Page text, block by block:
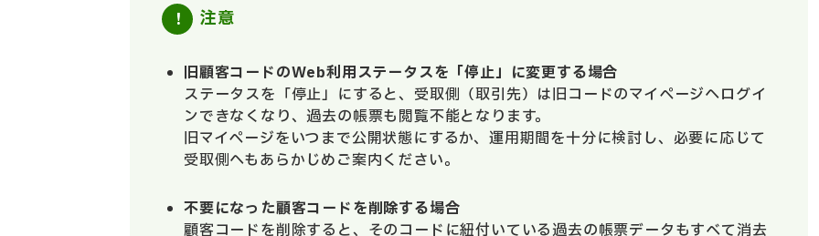
注意
旧顧客コードのWeb利用ステータスを「停止」に変更する場合
ステータスを「停止」にすると、受取側（取引先）は旧コードのマイページへログイ
ンできなくなり、過去の帳票も閲覧不能となります。
旧マイページをいつまで公開状態にするか、運用期間を十分に検討し、必要に応じて
受取側へもあらかじめご案内ください。
不要になった顧客コードを削除する場合
顧客コードを削除すると、そのコードに紐付いている過去の帳票データもすべて消去